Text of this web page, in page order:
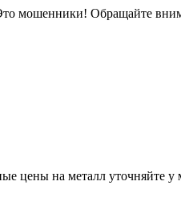
мошенники! Обращайте
цены на металл уточняйте у